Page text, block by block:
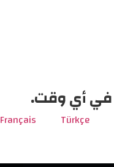
في أي وقت.
Türkçe
Français